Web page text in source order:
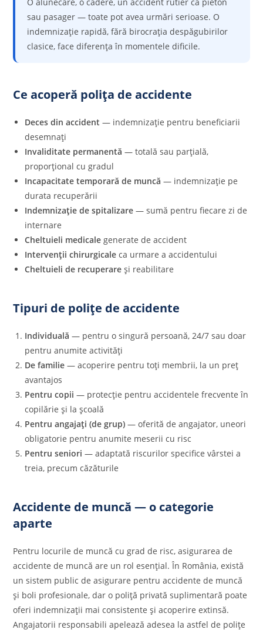
sau pasager — toate pot avea urmări serioase. O
indemnizație rapidă, fără birocrația despăgubirilor
clasice, face diferența în momentele dificile.
Ce acoperă polița de accidente
Deces din accident — indemnizație pentru beneficiarii
desemnați
Invaliditate permanentă — totală sau parțială,
proporțional cu gradul
Incapacitate temporară de muncă — indemnizație pe
durata recuperării
Indemnizație de spitalizare — sumă pentru fiecare zi de
internare
Cheltuieli medicale generate de accident
Intervenții chirurgicale ca urmare a accidentului
Cheltuieli de recuperare și reabilitare
Tipuri de polițe de accidente
Individuală — pentru o singură persoană, 24/7 sau doar
pentru anumite activități
De familie — acoperire pentru toți membrii, la un preț
avantajos
Pentru copii — protecție pentru accidentele frecvente în
copilărie și la școală
Pentru angajați (de grup) — oferită de angajator, uneori
obligatorie pentru anumite meserii cu risc
Pentru seniori — adaptată riscurilor specifice vârstei a
treia, precum căzăturile
Accidente de muncă — o categorie
aparte
Pentru locurile de muncă cu grad de risc, asigurarea de
accidente de muncă are un rol esențial. În România, există
un sistem public de asigurare pentru accidente de muncă
și boli profesionale, dar o poliță privată suplimentară poate
oferi indemnizații mai consistente și acoperire extinsă.
Angajatorii responsabili apelează adesea la astfel de polițe